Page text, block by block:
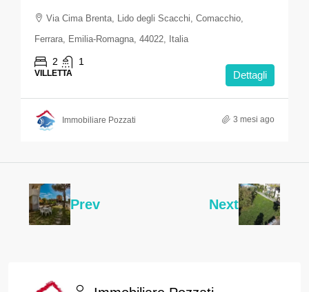
Via Cima Brenta, Lido degli Scacchi, Comacchio,
Ferrara, Emilia-Romagna, 44022, Italia
2 1
VILLETTA Dettagli
Immobiliare Pozzati 3 mesi ago
Prev Next